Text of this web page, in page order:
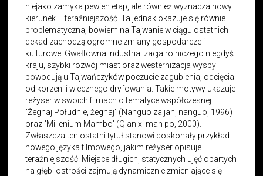
niejako zamyka pewien etap, ale również wyznacza nowy
kierunek – teraźniejszość. Ta jednak okazuje się równie
problematyczna, bowiem na Tajwanie w ciągu ostatnich
dekad zachodzą ogromne zmiany gospodarcze i
kulturowe. Gwałtowna industrializacja rolniczego niegdyś
kraju, szybki rozwój miast oraz westernizacja wyspy
powodują u Tajwańczyków poczucie zagubienia, odcięcia
od korzeni i wiecznego dryfowania. Takie motywy ukazuje
reżyser w swoich filmach o tematyce współczesnej:
"Żegnaj Południe, żegnaj" (Nanguo zaijan, nanguo, 1996)
oraz "Millenium Mambo" (Qian xi man po, 2000).
Zwłaszcza ten ostatni tytuł stanowi doskonały przykład
nowego języka filmowego, jakim reżyser opisuje
teraźniejszość. Miejsce długich, statycznych ujęć opartych
na głębi ostrości zajmują dynamicznie zmieniające się